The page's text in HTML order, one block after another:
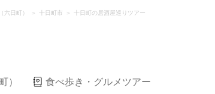
六日町） 十日町市 十日町の居酒屋巡りツアー
） 食べ歩き・グルメツアー